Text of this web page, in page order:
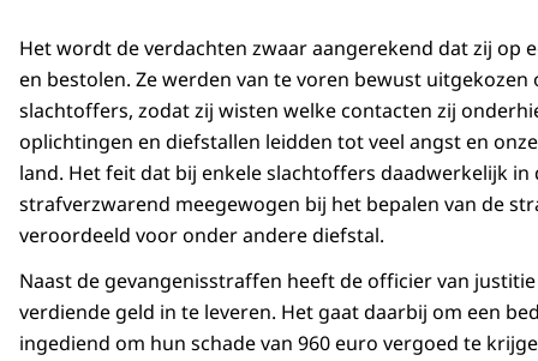
Het wordt de verdachten zwaar aangerekend dat zij
en bestolen. Ze werden van te voren bewust
slachtoffers, zodat zij wisten welke contacten zij
oplichtingen en diefstallen leidden tot veel angst en
land. Het feit dat bij enkele slachtoffers daadwerkelijk
strafverzwarend meegewogen bij het bepalen van de
veroordeeld voor onder andere diefstal.
Naast de gevangenisstraffen heeft de officier van
verdiende geld in te leveren. Het gaat daarbij om een
ingediend om hun schade van 960 euro vergoed te